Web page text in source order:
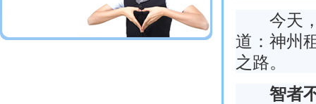
今天，
道：神州
之路。
智者不